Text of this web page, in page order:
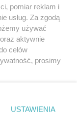
sp. z o.o.
pomiar reklam i
usług. Za zgodą
używać
aktywnie
celów
prosimy
rogu strony
nie wymagają
USTAWIENIA